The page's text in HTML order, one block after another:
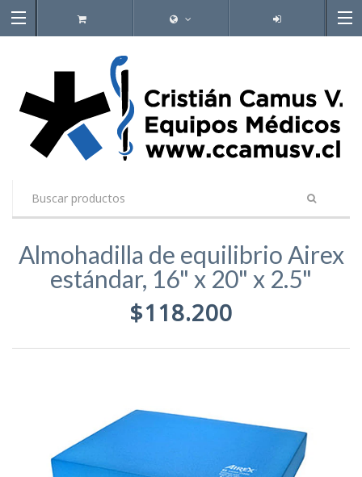
Almohadilla de equilibrio Airex
estándar, 16" x 20" x 2.5"
$118.200